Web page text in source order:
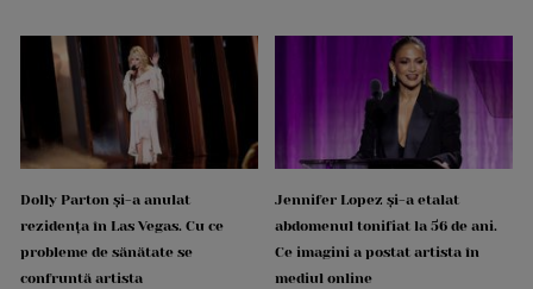
Dolly Parton și-a anulat
rezidența în Las Vegas. Cu ce
probleme de sănătate se
confruntă artista
Jennifer Lopez și-a etalat
abdomenul tonifiat la 56 de ani.
Ce imagini a postat artista în
mediul online